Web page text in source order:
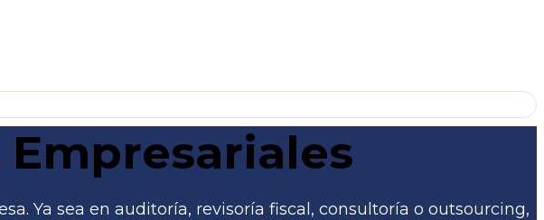
Ya sea en auditoría, revisoría fiscal, consultoría o outsourcing,